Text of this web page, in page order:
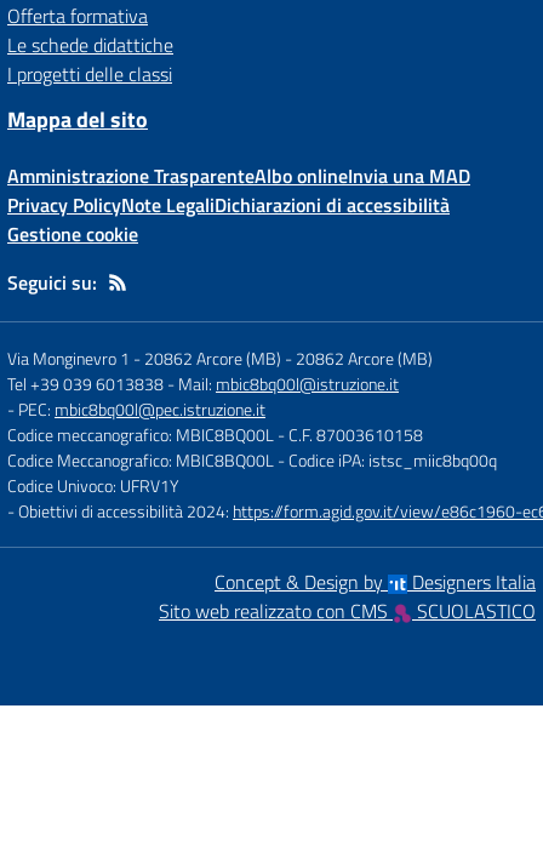
Offerta formativa
Le schede didattiche
I progetti delle classi
Mappa del sito
Amministrazione TrasparenteAlbo onlineInvia una MAD
Privacy PolicyNote LegaliDichiarazioni di accessibilità
Gestione cookie
Seguici su:
Via Monginevro 1 - 20862 Arcore (MB) -20862 Arcore (MB)
Tel +39 039 6013838- Mail: mbic8bq00l@istruzione.it
- PEC: mbic8bq00l@pec.istruzione.it
Codice meccanografico: MBIC8BQ00L- C.F. 87003610158
Codice Meccanografico: MBIC8BQ00L- Codice iPA: istsc_miic8bq00q
Codice Univoco: UFRV1Y
- Obiettivi di accessibilità 2024: https://form.agid.gov.it/view/e86c1960-
Concept & Design by
Designers Italia
Sito web realizzato con CMS
SCUOLASTICO